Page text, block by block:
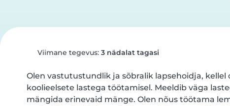
Viimane tegevus: 3 nädalat tagasi
Olen vastutustundlik ja sõbralik lapsehoidja,
koolieelsete lastega töötamisel. Meeldib väga
mängida erinevaid mänge. Olen nõus töötama